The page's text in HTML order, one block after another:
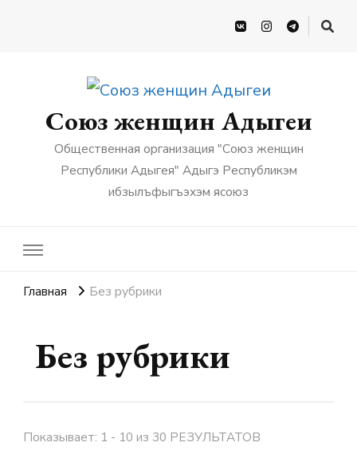
Союз женщин Адыгеи
Общественная организация "Союз женщин
Республики Адыгея" Адыгэ Республикэм
ибзылъфыгъэхэм ясоюз
Главная Без рубрики
Без рубрики
Показывает: 1 - 10 из 30 РЕЗУЛЬТАТОВ